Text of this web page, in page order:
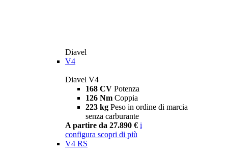
Diavel
V4
Diavel V4
168 CV Potenza
126 Nm Coppia
223 kg Peso in ordine di marcia
senza carburante
A partire da 27.890 € i
configura scopri di più
V4 RS